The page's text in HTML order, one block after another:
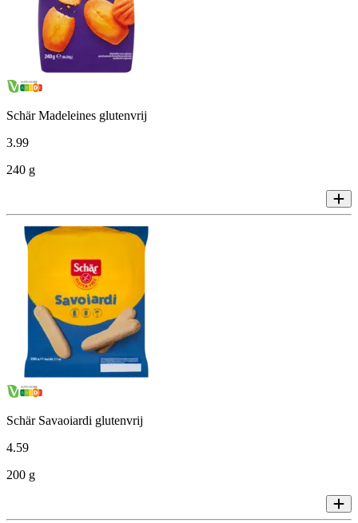
Schär Madeleines glutenvrij
3.99
240 g
Schär Savaoiardi glutenvrij
4.59
200 g